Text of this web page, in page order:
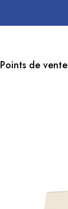
Points de vente